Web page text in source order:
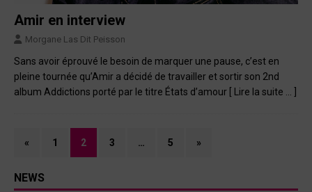
Amir en interview
Morgane Las Dit Peisson
Sans avoir éprouvé le besoin de marquer une pause, c’est en
pleine tournée qu’Amir a décidé de travailler et sortir son 2nd
album Addictions porté par le titre États d’amour [ Lire la suite … ]
« 1 2 3 … 5 »
NEWS